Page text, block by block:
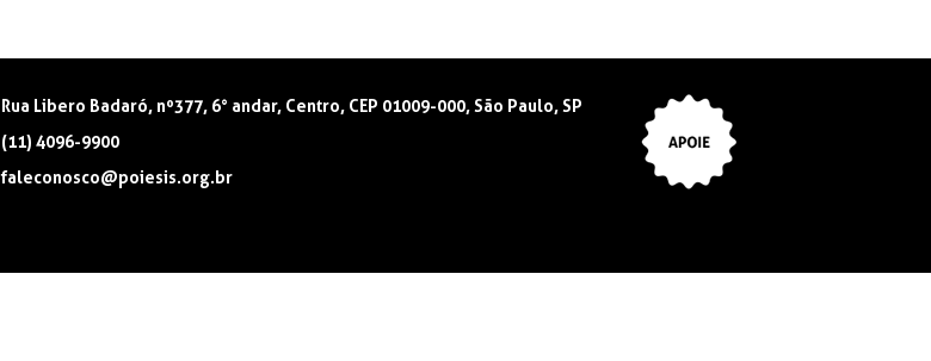
Rua Libero Badaró, nº377, 6° andar, Centro, CEP 01009-000, São Paulo, SP
(11) 4096-9900
faleconosco@poiesis.org.br